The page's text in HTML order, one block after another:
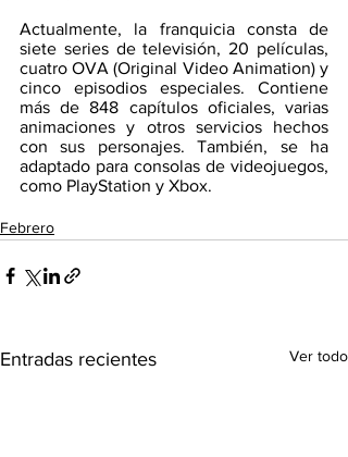
Actualmente, la franquicia consta de
siete series de televisión, 20 películas,
cuatro OVA (Original Video Animation) y
cinco episodios especiales. Contiene
más de 848 capítulos oficiales, varias
animaciones y otros servicios hechos
con sus personajes. También, se ha
adaptado para consolas de videojuegos,
como PlayStation y Xbox.
Febrero
Entradas recientes Ver todo